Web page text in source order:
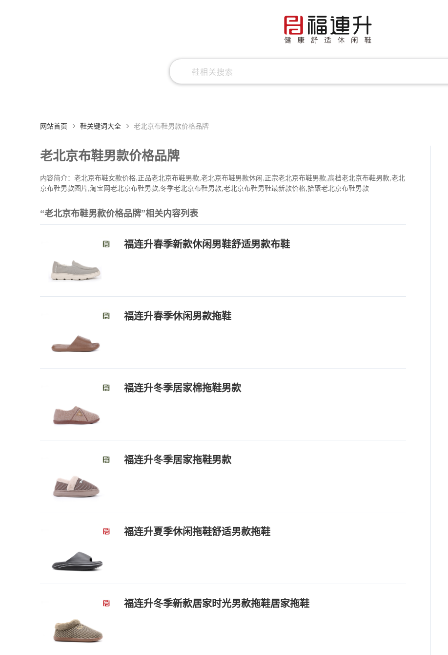
网站首页 鞋关键词大全 老北京布鞋男款价格品牌
老北京布鞋男款价格品牌
内容简介：老北京布鞋女款价格,正品老北京布鞋男款,老北京布鞋男款休闲,正宗老北京布鞋男款,高档老北京布鞋男款,老北
京布鞋男款图片,淘宝网老北京布鞋男款,冬季老北京布鞋男款,老北京布鞋男鞋最新款价格,拾聚老北京布鞋男款
“老北京布鞋男款价格品牌”相关内容列表
福连升春季新款休闲男鞋舒适男款布鞋
福连升春季休闲男款拖鞋
福连升冬季居家棉拖鞋男款
福连升冬季居家拖鞋男款
福连升夏季休闲拖鞋舒适男款拖鞋
福连升冬季新款居家时光男款拖鞋居家拖鞋